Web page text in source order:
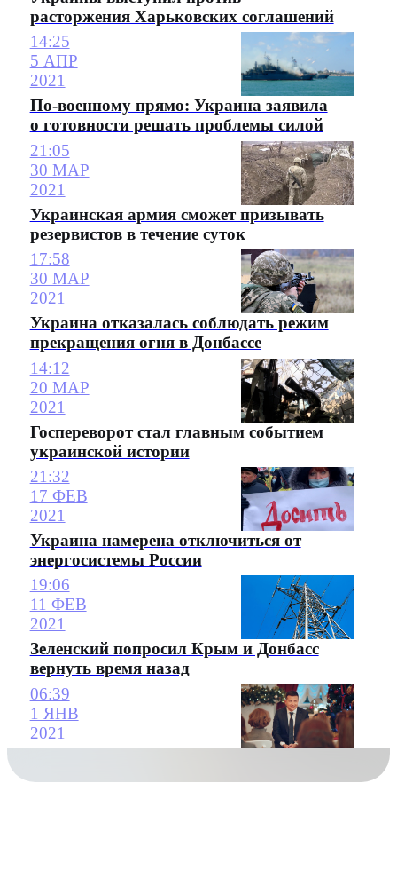
расторжения Харьковских соглашений
14:25
5 АПР
2021
По-военному прямо: Украина заявила
о готовности решать проблемы силой
21:05
30 МАР
2021
Украинская армия сможет призывать
резервистов в течение суток
17:58
30 МАР
2021
Украина отказалась соблюдать режим
прекращения огня в Донбассе
14:12
20 МАР
2021
Госпереворот стал главным событием
украинской истории
21:32
17 ФЕВ
2021
Украина намерена отключиться от
энергосистемы России
19:06
11 ФЕВ
2021
Зеленский попросил Крым и Донбасс
вернуть время назад
06:39
1 ЯНВ
2021